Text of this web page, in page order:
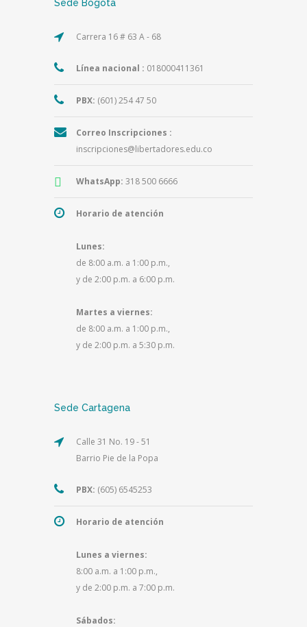
Sede Bogotá
Carrera 16 # 63 A - 68
Línea nacional : 018000411361
PBX: (601) 254 47 50
Correo Inscripciones :
inscripciones@libertadores.edu.co
WhatsApp: 318 500 6666
Horario de atención
Lunes:
de 8:00 a.m. a 1:00 p.m.,
y de 2:00 p.m. a 6:00 p.m.
Martes a viernes:
de 8:00 a.m. a 1:00 p.m.,
y de 2:00 p.m. a 5:30 p.m.
Sede Cartagena
Calle 31 No. 19 - 51
Barrio Pie de la Popa
PBX: (605) 6545253
Horario de atención
Lunes a viernes:
8:00 a.m. a 1:00 p.m.,
y de 2:00 p.m. a 7:00 p.m.
Sábados: